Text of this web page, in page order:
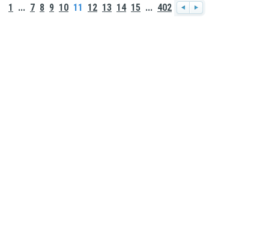
1 ... 7 8 9 10 11 12 13 14 15 ... 402